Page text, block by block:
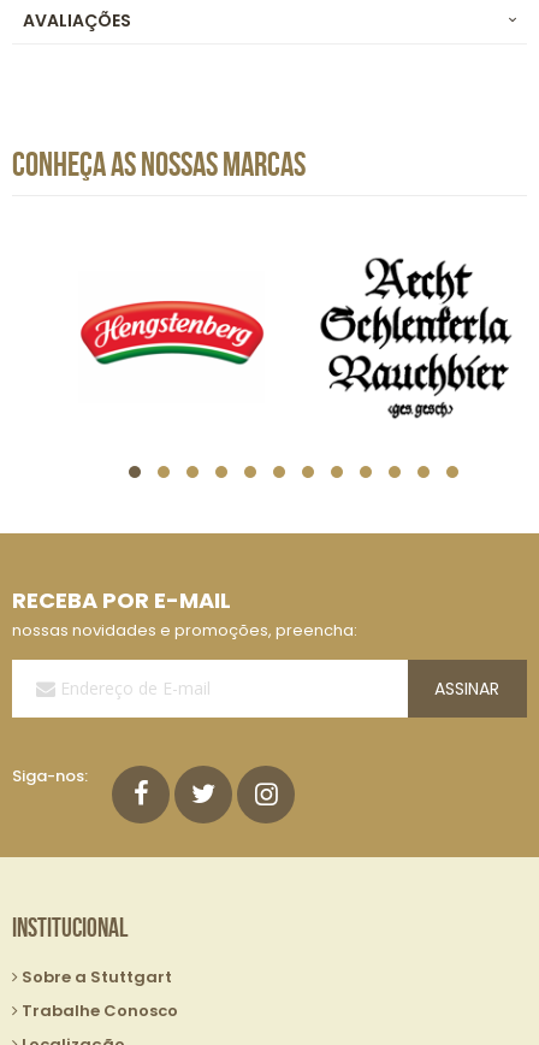
AVALIAÇÕES
CONHEÇA AS NOSSAS MARCAS
RECEBA POR E-MAIL
nossas novidades e promoções, preencha:
Nossa
E-
ASSINAR
Siga-nos:
Institucional
Sobre a Stuttgart
Trabalhe Conosco